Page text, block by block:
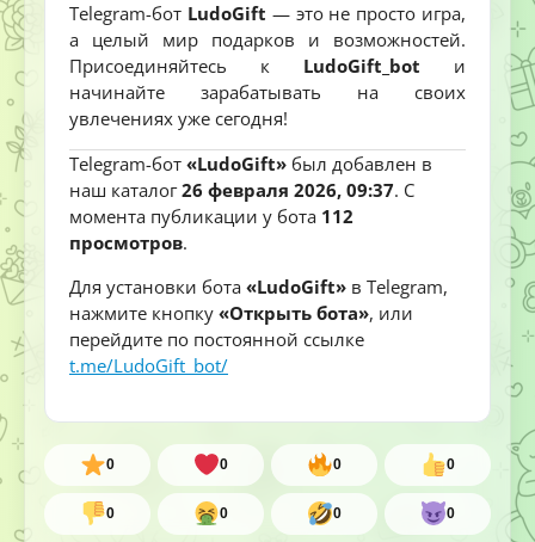
Telegram-бот LudoGift — это не просто игра,
а целый мир подарков и возможностей.
Присоединяйтесь к LudoGift_bot и
начинайте зарабатывать на своих
увлечениях уже сегодня!
Telegram-бот «LudoGift» был добавлен в
наш каталог26 февраля 2026, 09:37. С
момента публикации у бота 112
просмотров.
Для установки бота «LudoGift» в Telegram,
нажмите кнопку «Открыть бота», или
перейдите по постоянной ссылке
t.me/LudoGift_bot/
0 0 0 0
0 0 0 0